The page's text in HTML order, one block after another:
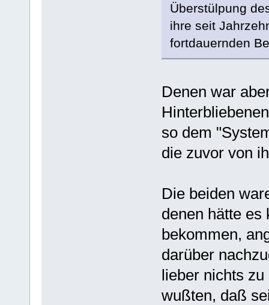
Überstülpung
ihre seit
fortdauernden
Denen war
so dem
die zuvor von
Die beiden
denen hätte es
bekommen,
darüber
lieber nichts
wußten, daß